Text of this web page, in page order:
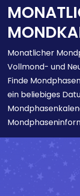
Monatlicher
Vollmond- und
Finde
ein beliebiges